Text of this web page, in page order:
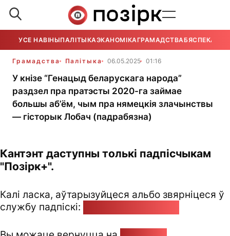
УСЕ НАВІНЫПАЛІТЫКАЭКАНОМІКАГРАМАДСТВАБЯСПЕКА
Грамадства Палітыка 06.05.2025 01:16
У кнізе “Генацыд беларускага народа”
раздзел пра пратэсты 2020-га займае
большы аб’ём, чым пра нямецкія злачынствы
— гісторык Лобач (падрабязна)
Кантэнт даступны толькі падпісчыкам
"Позірк+".
Калі ласка, аўтарызуйцеся альбо звярніцеся ў
службу падпіскі: